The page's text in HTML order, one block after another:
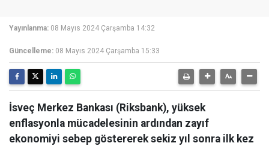
Yayınlanma: 08 Mayıs 2024 Çarşamba 14:32
Güncelleme: 08 Mayıs 2024 Çarşamba 15:33
İsveç Merkez Bankası (Riksbank), yüksek
enflasyonla mücadelesinin ardından zayıf
ekonomiyi sebep göstererek sekiz yıl sonra ilk kez